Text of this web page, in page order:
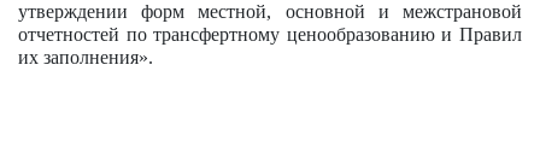
утверждении форм местной, основной и межстрановой
отчетностей по трансфертному ценообразованию и Правил
их заполнения».